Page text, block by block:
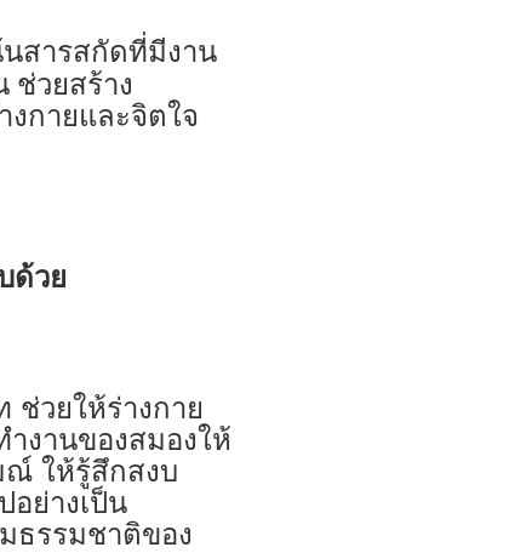
สารสกัดที่มีงาน
ช่วยสร้าง
กายและจิตใจ
ด้วย
ช่วยให้ร่างกาย
งานของสมองให้
ให้รู้สึกสงบ
ย่างเป็น
ธรรมชาติของ